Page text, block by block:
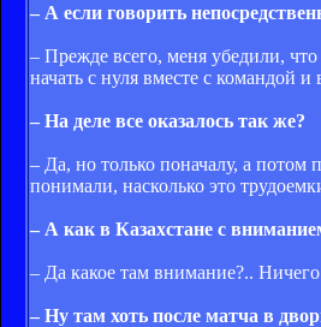
– А если говорить
– Прежде всего, меня убедили,
начать с нуля вместе с командой
– На деле все оказалось так же?
– Да, но только поначалу, а
понимали, насколько это
– А как в Казахстане с
– Да какое там внимание?..
– Ну там хоть после матча в